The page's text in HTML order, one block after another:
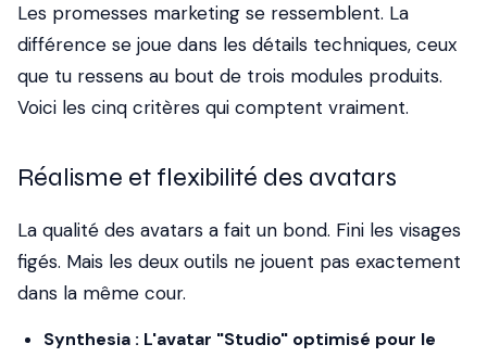
Les promesses marketing se ressemblent. La
différence se joue dans les détails techniques, ceux
que tu ressens au bout de trois modules produits.
Voici les cinq critères qui comptent vraiment.
Réalisme et flexibilité des avatars
La qualité des avatars a fait un bond. Fini les visages
figés. Mais les deux outils ne jouent pas exactement
dans la même cour.
Synthesia : L'avatar "Studio" optimisé pour le